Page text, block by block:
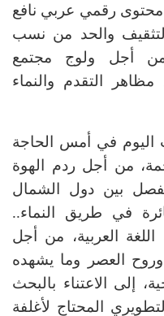
محتوى رقمي عربي نافع
والحد من نسب
من أجل ولوج مجتمع
التقدم والنماء
اليوم في أمس الحاجة
من أجل ردم الهوة
تفصل بين دول الشمال
في طريق النماء..
اللغة العربية، من أجل
العصر وما يشهده
إلى الاعتناء بالبحث
المحتاج لأغلفة